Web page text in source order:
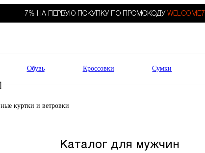
-7% НА ПЕРВУЮ ПОКУПКУ ПО ПРОМОКОДУ WELCOME7.
Обувь Кроссовки Сумки
куртки и ветровки
Каталог для мужчин